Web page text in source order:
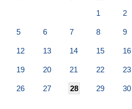
1 2
5 6 7 8 9
12 13 14 15 16
19 20 21 22 23
26 27 28 29 30